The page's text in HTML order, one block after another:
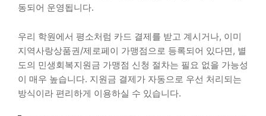
동되어 운영됩니다.
우리 학원에서 평소처럼 카드 결제를 받고 계시거나, 이미
지역사랑상품권/제로페이 가맹점으로 등록되어 있다면, 별
도의 민생회복지원금 가맹점 신청 절차는 필요 없을 가능성
이 매우 높습니다. 지원금 결제가 자동으로 우선 처리되는
방식이라 편리하게 이용하실 수 있습니다.